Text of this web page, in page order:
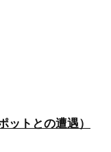
ットとの遭遇）